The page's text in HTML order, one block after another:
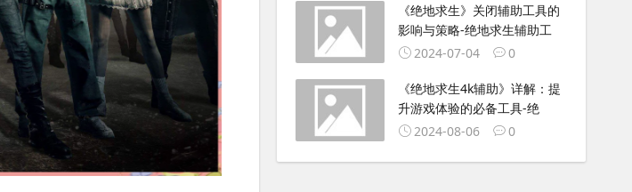
《绝地求生》关闭辅助工具的
影响与策略-绝地求生辅助工
2024-07-04
0
《绝地求生4k辅助》详解：提
升游戏体验的必备工具-绝
2024-08-06
0